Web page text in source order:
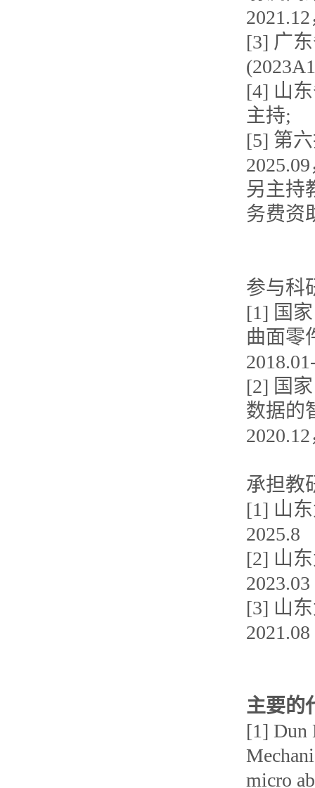
[3] 广
[4] 山
主持;
[5] 第
另主持
务费资
参与科
[1] 国
曲面零
[2] 国
数据的
承担教
[1] 山
2025.8
[2] 山
[3] 山
主要的
[1] Dun
micro